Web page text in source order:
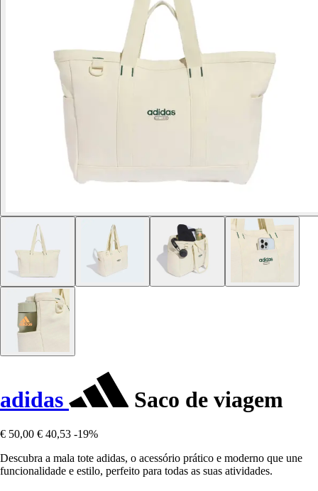
adidas Saco de viagem
€ 50,00 € 40,53 -19%
Descubra a mala tote adidas, o acessório prático e moderno que une
funcionalidade e estilo, perfeito para todas as suas atividades.